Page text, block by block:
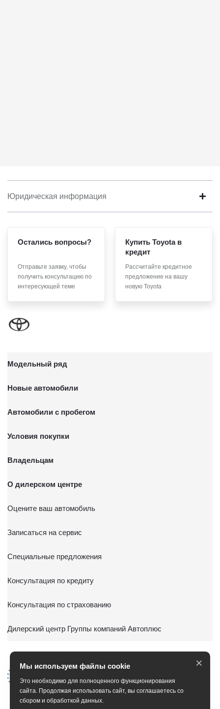
Юридическая информация
Остались вопросы?
Отправьте заявку, чтобы
получить консультацию по
интересующей теме
Купить Toyota в
кредит
Рассчитайте кредитное
предложение на вашу
новую Toyota
Модельный ряд
Новые автомобили
Автомобили с пробегом
Условия покупки
Владельцам
О дилерском центре
Оцените ваш автомобиль
Записаться на сервис
Специальные предложения
Консультация по кредиту
Консультация по страхованию
Дилерский центр Группы компаний Автоплюс
Мы используем файлы cookie
Это необходимо для полноценного функционирования
сайта. Продолжая использовать сайт, вы соглашаетесь со
сбором и обработкой данных.
×